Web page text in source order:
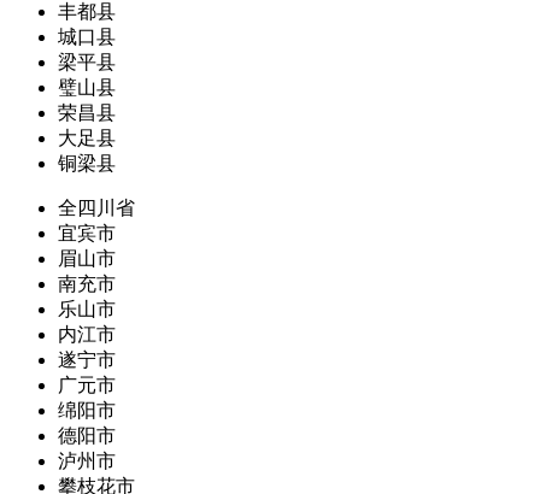
丰都县
城口县
梁平县
璧山县
荣昌县
大足县
铜梁县
全四川省
宜宾市
眉山市
南充市
乐山市
内江市
遂宁市
广元市
绵阳市
德阳市
泸州市
攀枝花市